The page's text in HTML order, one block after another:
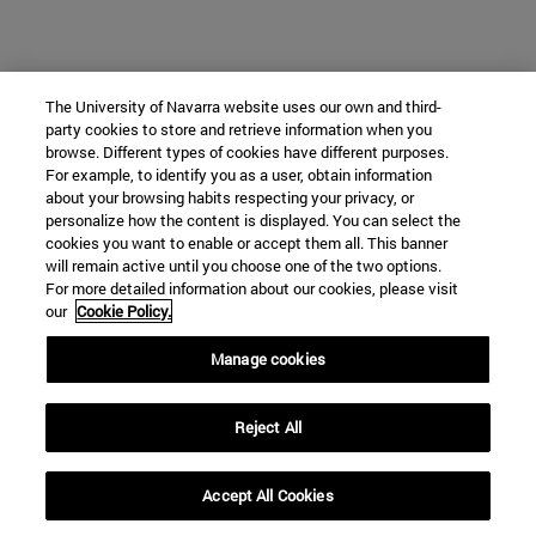
The University of Navarra website uses our own and third-
party cookies to store and retrieve information when you
browse. Different types of cookies have different purposes.
For example, to identify you as a user, obtain information
about your browsing habits respecting your privacy, or
personalize how the content is displayed. You can select the
cookies you want to enable or accept them all. This banner
will remain active until you choose one of the two options.
For more detailed information about our cookies, please visit
our Cookie Policy.
Manage cookies
Reject All
Accept All Cookies